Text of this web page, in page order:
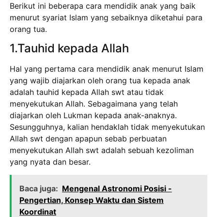
Berikut ini beberapa cara mendidik anak yang baik
menurut syariat Islam yang sebaiknya diketahui para
orang tua.
1.Tauhid kepada Allah
Hal yang pertama cara mendidik anak menurut Islam
yang wajib diajarkan oleh orang tua kepada anak
adalah tauhid kepada Allah swt atau tidak
menyekutukan Allah. Sebagaimana yang telah
diajarkan oleh Lukman kepada anak-anaknya.
Sesungguhnya, kalian hendaklah tidak menyekutukan
Allah swt dengan apapun sebab perbuatan
menyekutukan Allah swt adalah sebuah kezoliman
yang nyata dan besar.
Baca juga: Mengenal Astronomi Posisi -
Pengertian, Konsep Waktu dan Sistem
Koordinat